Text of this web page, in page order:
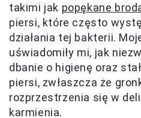
takimi jak popękane
piersi, które często
działania tej bakterii.
uświadomiły mi, jak
dbanie o higienę oraz
piersi, zwłaszcza że
rozprzestrzenia się w
karmienia.